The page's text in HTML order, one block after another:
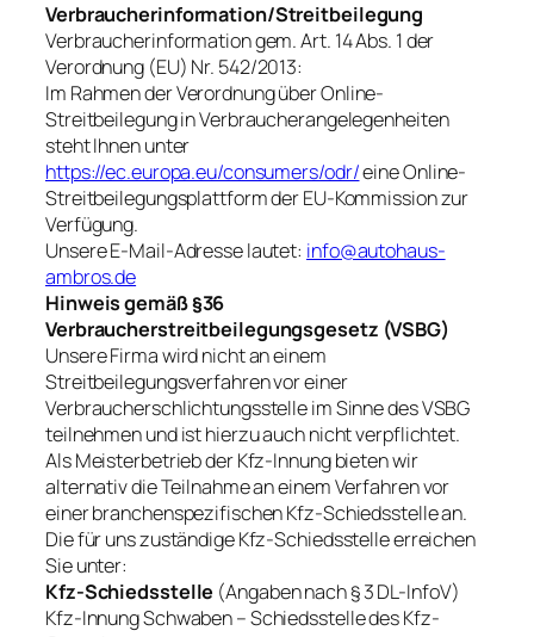
Verbraucherinformation/Streitbeilegung
Verbraucherinformation gem. Art. 14 Abs. 1 der
Verordnung (EU) Nr. 542/2013:
Im Rahmen der Verordnung über Online-
Streitbeilegung in Verbraucherangelegenheiten
steht Ihnen unter
https://ec.europa.eu/consumers/odr/eine Online-
Streitbeilegungsplattform der EU-Kommission zur
Verfügung.
Unsere E-Mail-Adresse lautet: info@autohaus-
ambros.de
Hinweis gemäß §36
Verbraucherstreitbeilegungsgesetz (VSBG)
Unsere Firma wird nicht an einem
Streitbeilegungsverfahren vor einer
Verbraucherschlichtungsstelle im Sinne des VSBG
teilnehmen und ist hierzu auch nicht verpflichtet.
Als Meisterbetrieb der Kfz-Innung bieten wir
alternativ die Teilnahme an einem Verfahren vor
einer branchenspezifischen Kfz-Schiedsstelle an.
Die für uns zuständige Kfz-Schiedsstelle erreichen
Sie unter:
Kfz-Schiedsstelle (Angaben nach § 3 DL-InfoV)
Kfz-Innung Schwaben – Schiedsstelle des Kfz-